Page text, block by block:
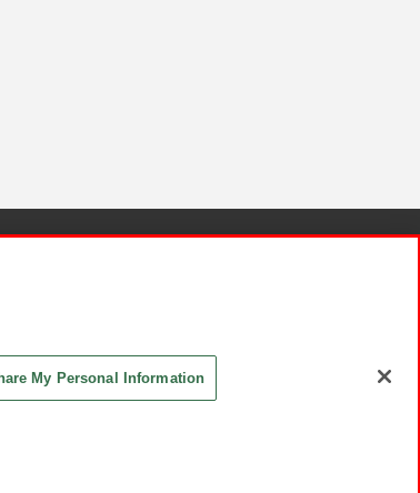
My Personal Information